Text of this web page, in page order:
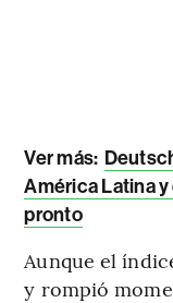
Ver más:
América Latina
pronto
Aunque el
y rompió